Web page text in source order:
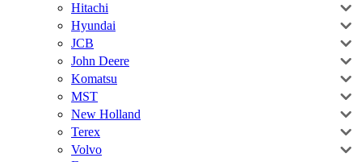
Hitachi
Hyundai
JCB
John Deere
Komatsu
MST
New Holland
Terex
Volvo